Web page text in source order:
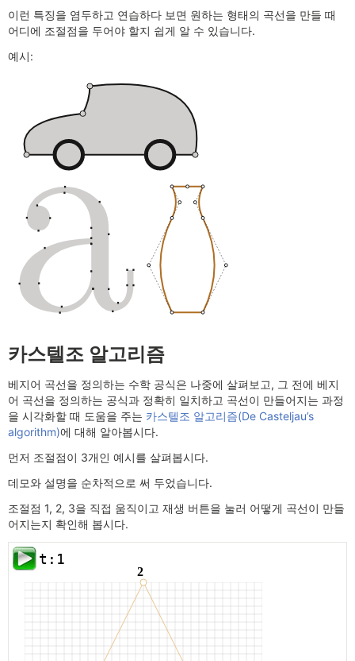
이런 특징을 염두하고 연습하다 보면 원하는 형태의 곡선을 만들 때
어디에 조절점을 두어야 할지 쉽게 알 수 있습니다.
예시:
카스텔조 알고리즘
베지어 곡선을 정의하는 수학 공식은 나중에 살펴보고, 그 전에 베지
어 곡선을 정의하는 공식과 정확히 일치하고 곡선이 만들어지는 과정
을 시각화할 때 도움을 주는 카스텔조 알고리즘(De Casteljau’s
algorithm)에 대해 알아봅시다.
먼저 조절점이 3개인 예시를 살펴봅시다.
데모와 설명을 순차적으로 써 두었습니다.
조절점 1, 2, 3을 직접 움직이고 재생 버튼을 눌러 어떻게 곡선이 만들
어지는지 확인해 봅시다.